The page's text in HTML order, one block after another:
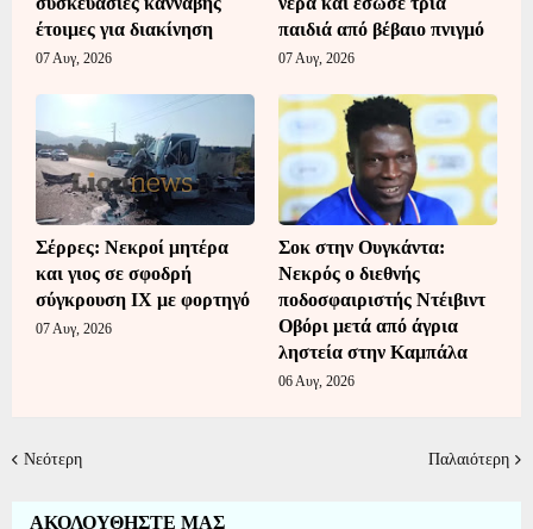
έτοιμες για διακίνηση
07 Αυγ, 2026
παιδιά από βέβαιο πνιγμό
07 Αυγ, 2026
Σέρρες: Νεκροί μητέρα
και γιος σε σφοδρή
σύγκρουση ΙΧ με φορτηγό
07 Αυγ, 2026
Σοκ στην Ουγκάντα:
Νεκρός ο διεθνής
ποδοσφαιριστής Ντέιβιντ
Οβόρι μετά από άγρια
ληστεία στην Καμπάλα
06 Αυγ, 2026
Νεότερη Παλαιότερη
ΑΚΟΛΟΥΘΗΣΤΕ ΜΑΣ